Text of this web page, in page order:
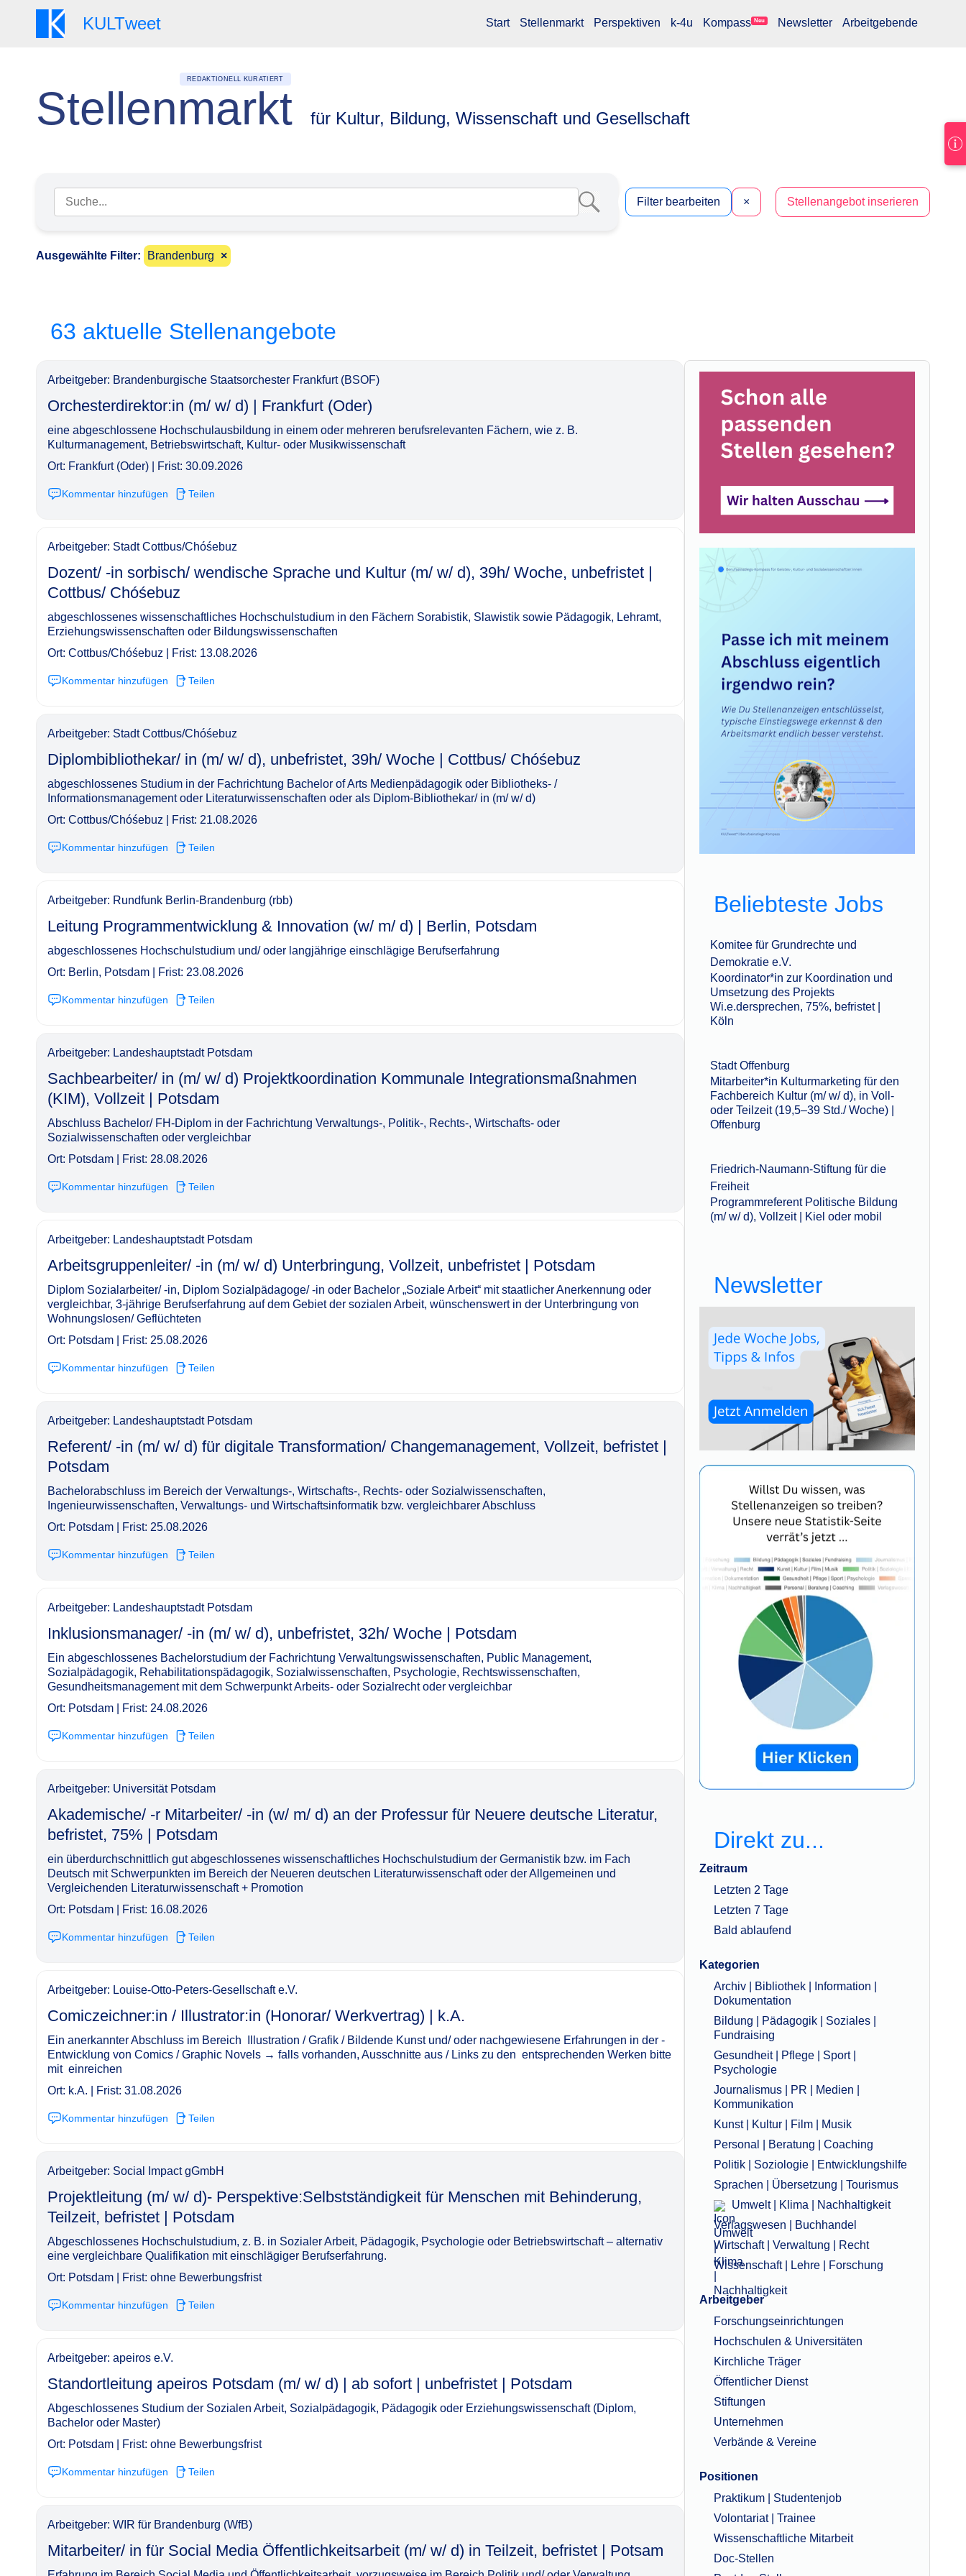
KULTweet Start Stellenmarkt Perspektiven k-4u Kompass Neu Newsletter Arbeitgebende
REDAKTIONELL KURATIERT
Stellenmarkt für Kultur, Bildung, Wissenschaft und Gesellschaft
Suchbegriff eingeben
Filter bearbeiten × Stellenangebot inserieren
Ausgewählte Filter: Brandenburg ×
63 aktuelle Stellenangebote
Arbeitgeber: Brandenburgische Staatsorchester Frankfurt (BSOF)
Orchesterdirektor:in (m/ w/ d) | Frankfurt (Oder)​‌‌‌‌​‌​‌‌‌‌‌​​‌‌‌​
eine abgeschlossene Hochschulausbildung in einem oder mehreren berufsrelevanten Fächern, wie z. B.
Kulturmanagement, Betriebswirtschaft, Kultur- oder Musikwissenschaft
Ort: Frankfurt (Oder) | Frist: 30.09.2026
Kommentar hinzufügen Teilen
Arbeitgeber: Stadt Cottbus/Chóśebuz
Dozent/ -in sorbisch/ wendische Sprache und Kultur (m/ w/ d), 39h/ Woche, unbefristet |
Cottbus/ Chóśebuz​‌‌‌‌​‌​‌‌‌‌​‌​​​‌‌
abgeschlossenes wissenschaftliches Hochschulstudium in den Fächern Sorabistik, Slawistik sowie Pädagogik, Lehramt,
Erziehungswissenschaften oder Bildungswissenschaften
Ort: Cottbus/Chóśebuz | Frist: 13.08.2026
Kommentar hinzufügen Teilen
Arbeitgeber: Stadt Cottbus/Chóśebuz
Diplombibliothekar/ in (m/ w/ d), unbefristet, 39h/ Woche | Cottbus/ Chóśebuz​‌‌‌‌​‌​‌‌‌‌​‌​​​‌​
abgeschlossenes Studium in der Fachrichtung Bachelor of Arts Medienpädagogik oder Bibliotheks- /
Informationsmanagement oder Literaturwissenschaften oder als Diplom-Bibliothekar/ in (m/ w/ d)
Ort: Cottbus/Chóśebuz | Frist: 21.08.2026
Kommentar hinzufügen Teilen
Arbeitgeber: Rundfunk Berlin-Brandenburg (rbb)
Leitung Programmentwicklung & Innovation (w/ m/ d) | Berlin, Potsdam​‌‌‌‌​‌​‌‌‌‌​​​​​​​
abgeschlossenes Hochschulstudium und/ oder langjährige einschlägige Berufserfahrung
Ort: Berlin, Potsdam | Frist: 23.08.2026
Kommentar hinzufügen Teilen
Arbeitgeber: Landeshauptstadt Potsdam
Sachbearbeiter/ in (m/ w/ d) Projektkoordination Kommunale Integrationsmaßnahmen
(KIM), Vollzeit | Potsdam​‌‌‌‌​‌​‌‌‌​‌​‌​‌​‌
Abschluss Bachelor/ FH-Diplom in der Fachrichtung Verwaltungs-, Politik-, Rechts-, Wirtschafts- oder
Sozialwissenschaften oder vergleichbar
Ort: Potsdam | Frist: 28.08.2026
Kommentar hinzufügen Teilen
Arbeitgeber: Landeshauptstadt Potsdam
Arbeitsgruppenleiter/ -in (m/ w/ d) Unterbringung, Vollzeit, unbefristet | Potsdam​‌‌‌‌​‌​‌‌‌​​‌‌​‌​​
Diplom Sozialarbeiter/ -in, Diplom Sozialpädagoge/ -in oder Bachelor „Soziale Arbeit“ mit staatlicher Anerkennung oder
vergleichbar, 3-jährige Berufserfahrung auf dem Gebiet der sozialen Arbeit, wünschenswert in der Unterbringung von
Wohnungslosen/ Geflüchteten
Ort: Potsdam | Frist: 25.08.2026
Kommentar hinzufügen Teilen
Arbeitgeber: Landeshauptstadt Potsdam
Referent/ -in (m/ w/ d) für digitale Transformation/ Changemanagement, Vollzeit, befristet |
Potsdam​‌‌‌‌​‌​‌‌‌​​‌‌​​‌‌
Bachelorabschluss im Bereich der Verwaltungs-, Wirtschafts-, Rechts- oder Sozialwissenschaften,
Ingenieurwissenschaften, Verwaltungs- und Wirtschaftsinformatik bzw. vergleichbarer Abschluss
Ort: Potsdam | Frist: 25.08.2026
Kommentar hinzufügen Teilen
Arbeitgeber: Landeshauptstadt Potsdam
Inklusionsmanager/ -in (m/ w/ d), unbefristet, 32h/ Woche | Potsdam​‌‌‌‌​‌​‌‌‌​​‌‌​​‌​
Ein abgeschlossenes Bachelorstudium der Fachrichtung Verwaltungswissenschaften, Public Management,
Sozialpädagogik, Rehabilitationspädagogik, Sozialwissenschaften, Psychologie, Rechtswissenschaften,
Gesundheitsmanagement mit dem Schwerpunkt Arbeits- oder Sozialrecht oder vergleichbar
Ort: Potsdam | Frist: 24.08.2026
Kommentar hinzufügen Teilen
Arbeitgeber: Universität Potsdam
Akademische/ -r Mitarbeiter/ -in (w/ m/ d) an der Professur für Neuere deutsche Literatur,
befristet, 75% | Potsdam​‌‌‌‌​‌​‌‌​‌‌‌​‌‌‌​
ein überdurchschnittlich gut abgeschlossenes wissenschaftliches Hochschulstudium der Germanistik bzw. im Fach
Deutsch mit Schwerpunkten im Bereich der Neueren deutschen Literaturwissenschaft oder der Allgemeinen und
Vergleichenden Literaturwissenschaft + Promotion
Ort: Potsdam | Frist: 16.08.2026
Kommentar hinzufügen Teilen
Arbeitgeber: Louise-Otto-Peters-Gesellschaft e.V.
Comiczeichner:in / Illustrator:in (Honorar/ Werkvertrag) | k.A.​‌‌‌‌​‌​‌‌​‌‌‌​‌‌​​
Ein anerkannter Abschluss im Bereich ­ Illustration / Grafik / Bildende Kunst und/ oder nachgewiesene Erfahrungen in der ­
Entwicklung von Comics / Graphic Novels → falls vorhanden, Ausschnitte aus / Links zu den ­ entsprechenden Werken bitte
mit ­ einreichen
Ort: k.A. | Frist: 31.08.2026
Kommentar hinzufügen Teilen
Arbeitgeber: Social Impact gGmbH
Projektleitung (m/ w/ d)- Perspektive:Selbstständigkeit für Menschen mit Behinderung,
Teilzeit, befristet | Potsdam​‌‌‌‌​‌​‌‌​‌‌​‌‌‌‌​
Abgeschlossenes Hochschulstudium, z. B. in Sozialer Arbeit, Pädagogik, Psychologie oder Betriebswirtschaft – alternativ
eine vergleichbare Qualifikation mit einschlägiger Berufserfahrung.
Ort: Potsdam | Frist: ohne Bewerbungsfrist
Kommentar hinzufügen Teilen
Arbeitgeber: apeiros e.V.
Standortleitung apeiros Potsdam (m/ w/ d) | ab sofort | unbefristet | Potsdam​‌‌‌‌​‌​‌‌​‌‌​‌‌​‌‌
Abgeschlossenes Studium der Sozialen Arbeit, Sozialpädagogik, Pädagogik oder Erziehungswissenschaft (Diplom,
Bachelor oder Master)
Ort: Potsdam | Frist: ohne Bewerbungsfrist
Kommentar hinzufügen Teilen
Arbeitgeber: WIR für Brandenburg (WfB)
Mitarbeiter/ in für Social Media Öffentlichkeitsarbeit (m/ w/ d) in Teilzeit, befristet | Potsam​‌‌‌‌​‌​‌‌​‌​‌​‌​‌‌
Beliebteste Jobs
Komitee für Grundrechte und
Demokratie e.V.
Koordinator*in zur Koordination und
Umsetzung des Projekts
Wi.e.dersprechen, 75%, befristet |
Köln
Stadt Offenburg
Mitarbeiter*in Kulturmarketing für den
Fachbereich Kultur (m/ w/ d), in Voll-
oder Teilzeit (19,5–39 Std./ Woche) |
Offenburg
Friedrich-Naumann-Stiftung für die
Freiheit
Programmreferent Politische Bildung
(m/ w/ d), Vollzeit | Kiel oder mobil
Newsletter
Direkt zu...
Zeitraum
Letzten 2 Tage
Letzten 7 Tage
Bald ablaufend
Kategorien
Archiv | Bibliothek | Information |
Dokumentation
Bildung | Pädagogik | Soziales |
Fundraising
Gesundheit | Pflege | Sport |
Psychologie
Journalismus | PR | Medien |
Kommunikation
Kunst | Kultur | Film | Musik
Personal | Beratung | Coaching
Politik | Soziologie | Entwicklungshilfe
Sprachen | Übersetzung | Tourismus
Umwelt | Klima | Nachhaltigkeit
Verlagswesen | Buchhandel
Wirtschaft | Verwaltung | Recht
Wissenschaft | Lehre | Forschung
Arbeitgeber
Forschungseinrichtungen
Hochschulen & Universitäten
Kirchliche Träger
Öffentlicher Dienst
Stiftungen
Unternehmen
Verbände & Vereine
Positionen
Praktikum | Studentenjob
Volontariat | Trainee
Wissenschaftliche Mitarbeit
Doc-Stellen